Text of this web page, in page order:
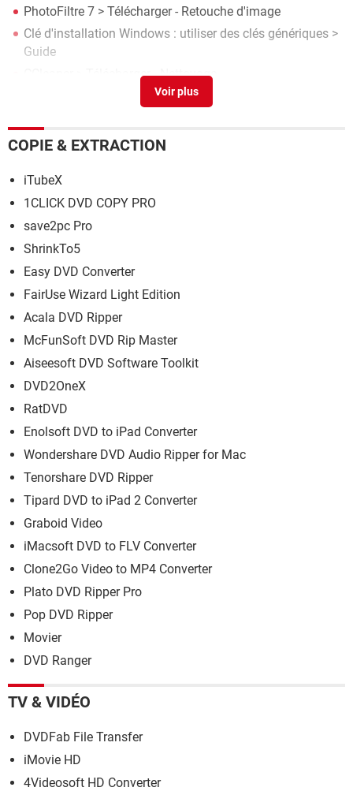
PhotoFiltre 7 > Télécharger - Retouche d'image
Clé d'installation Windows : utiliser des clés génériques >
Guide
> Télécharger - Nettoyage
> Télécharger - Jeux vidéo
> Guide
COPIE & EXTRACTION
iTubeX
1CLICK DVD COPY PRO
save2pc Pro
ShrinkTo5
Easy DVD Converter
FairUse Wizard Light Edition
Acala DVD Ripper
McFunSoft DVD Rip Master
Aiseesoft DVD Software Toolkit
DVD2OneX
RatDVD
Enolsoft DVD to iPad Converter
Wondershare DVD Audio Ripper for Mac
Tenorshare DVD Ripper
Tipard DVD to iPad 2 Converter
Graboid Video
iMacsoft DVD to FLV Converter
Clone2Go Video to MP4 Converter
Plato DVD Ripper Pro
Pop DVD Ripper
Movier
DVD Ranger
TV & VIDÉO
DVDFab File Transfer
iMovie HD
4Videosoft HD Converter